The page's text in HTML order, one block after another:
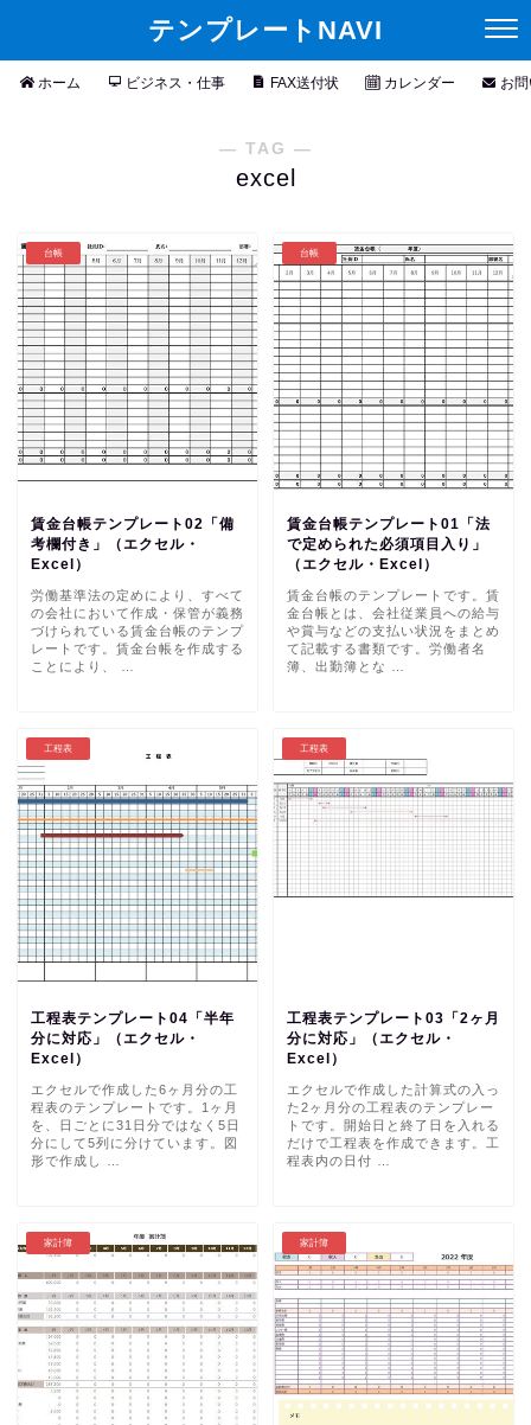
テンプレートNAVI
ホーム ビジネス・仕事 FAX送付状 カレンダー お
― TAG ―
excel
台帳
賃金台帳テンプレート02「備
考欄付き」（エクセル・
Excel）
労働基準法の定めにより、すべて
の会社において作成・保管が義務
づけられている賃金台帳のテンプ
レートです。賃金台帳を作成する
ことにより、 …
台帳
賃金台帳テンプレート01「法
で定められた必須項目入り」
（エクセル・Excel）
賃金台帳のテンプレートです。賃
金台帳とは、会社従業員への給与
や賞与などの支払い状況をまとめ
て記載する書類です。労働者名
簿、出勤簿とな …
工程表
工程表テンプレート04「半年
分に対応」（エクセル・
Excel）
エクセルで作成した6ヶ月分の工
程表のテンプレートです。1ヶ月
を、日ごとに31日分ではなく5日
分にして5列に分けています。図
形で作成し …
工程表
工程表テンプレート03「2ヶ月
分に対応」（エクセル・
Excel）
エクセルで作成した計算式の入っ
た2ヶ月分の工程表のテンプレー
トです。開始日と終了日を入れる
だけで工程表を作成できます。工
程表内の日付 …
家計簿 家計簿